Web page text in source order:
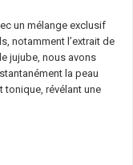
un mélange exclusif
notamment l’extrait de
jujube, nous avons
la peau
tonique, révélant une